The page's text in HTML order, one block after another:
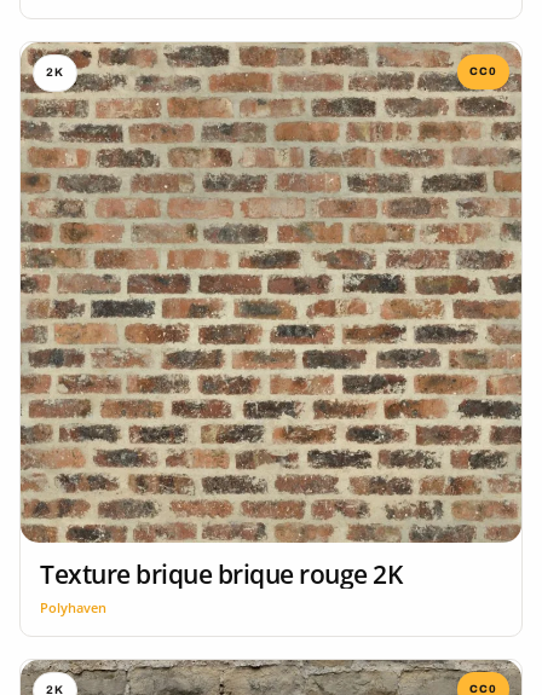
2K CC0
Texture brique brique rouge 2K
Polyhaven
2K CC0